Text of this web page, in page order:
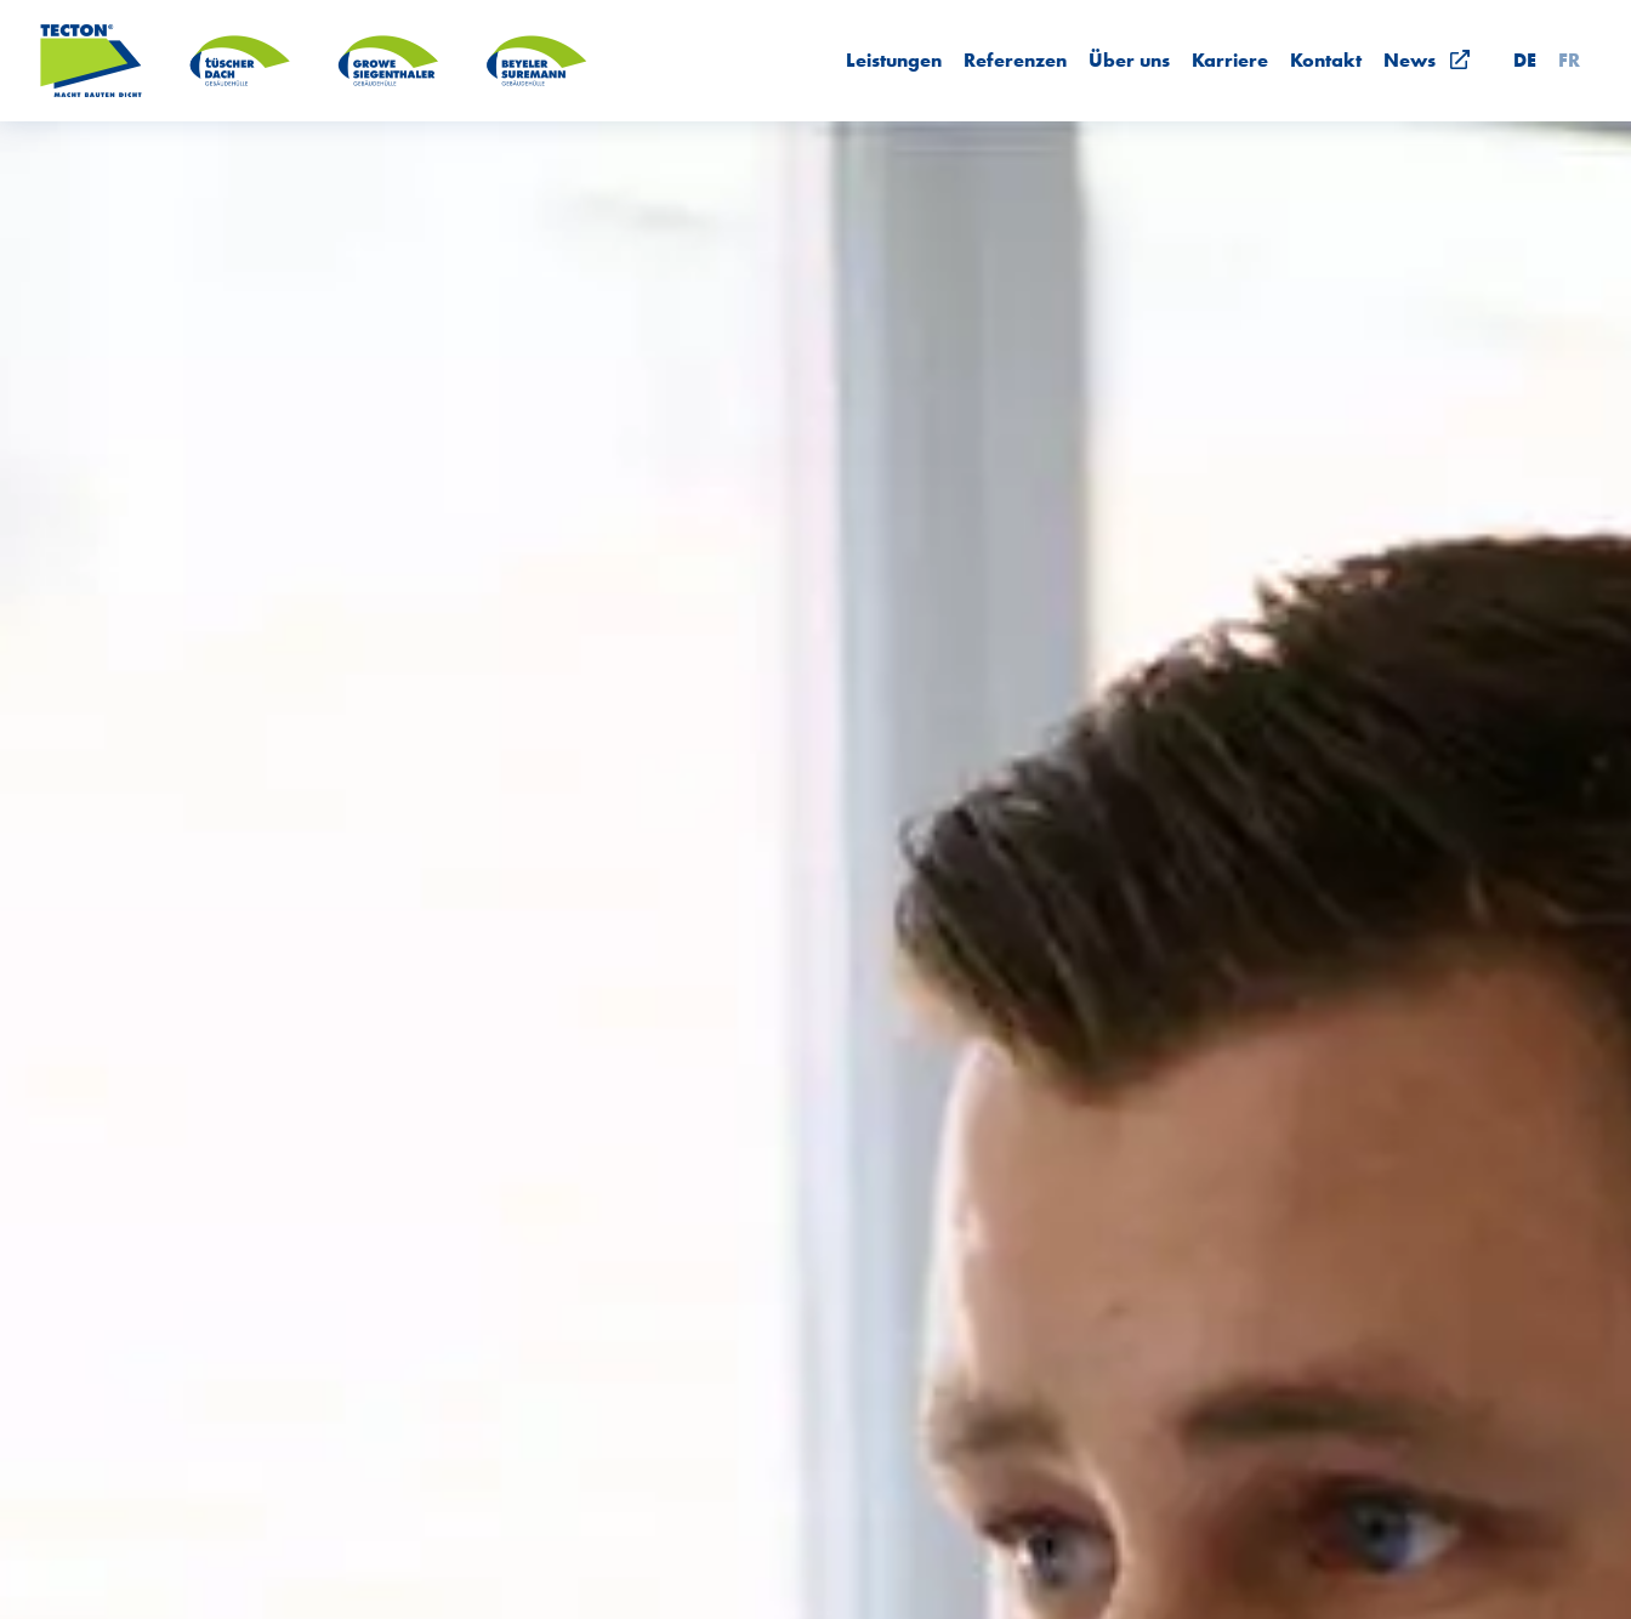
Leistungen Referenzen Über uns Karriere Kontakt News DE FR